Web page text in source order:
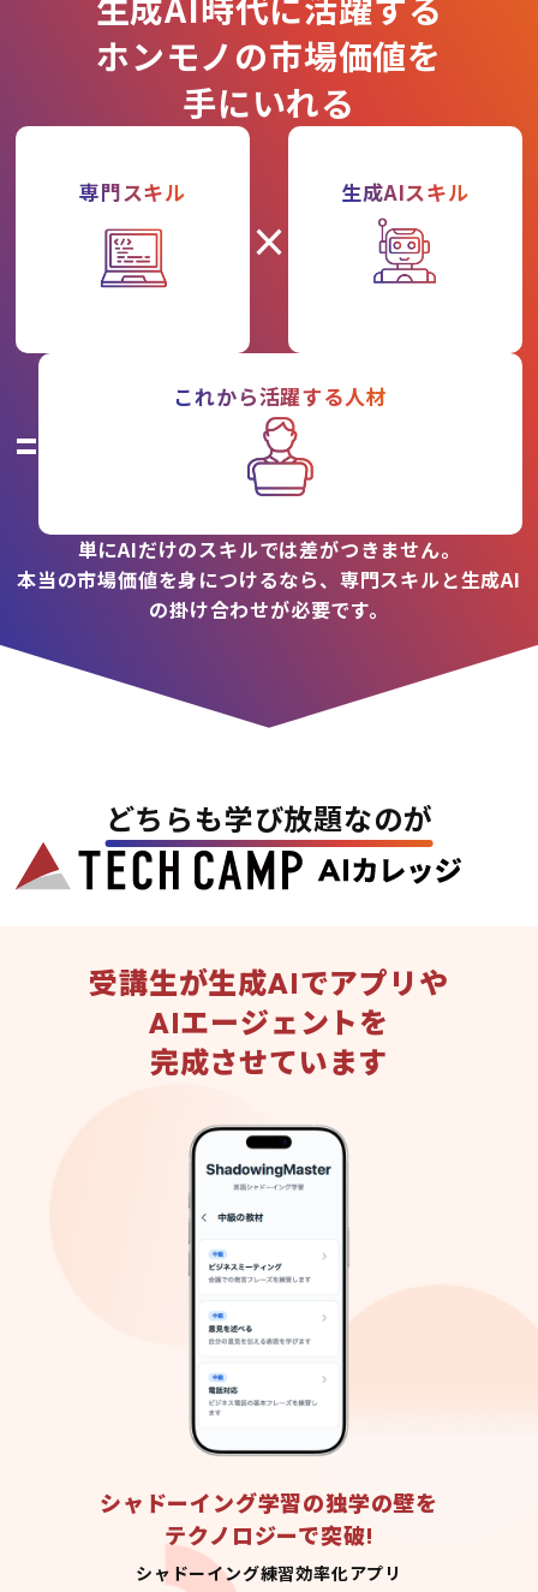
ホンモノの市場価値を
手にいれる
専門スキル
×
生成AIスキル
=
これから活躍する人材
単にAIだけのスキルでは差がつきません。
本当の市場価値を身につけるなら、専門スキルと生成AI
の掛け合わせが必要です。
どちらも学び放題なのが
受講生が生成AIでアプリや
AIエージェントを
完成させています
シャドーイング学習の独学の壁を
テクノロジーで突破!
シャドーイング練習効率化アプリ